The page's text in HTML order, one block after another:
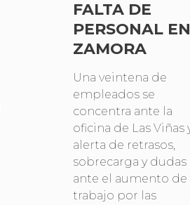
FALTA DE
PERSONAL EN
ZAMORA
Una veintena de
empleados se
concentra ante la
oficina de Las Viñas
alerta de retrasos,
sobrecarga y dudas
ante el aumento de
trabajo por las